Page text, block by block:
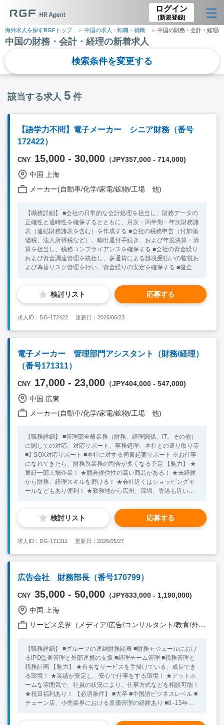
ログイン
(新規登録)
海外求人を探すRGFトップ 中国の求人・転職・就職 中国の財務・会計・経理
中国の財務・会計・経理の新着求人
検索条件を変更する
該当する求人 5 件
【語学力不問】電子メーカー シニア財務（番号
172422）
CNY 15,000 - 30,000 （JPY357,000 - 714,000)
中国 上海
メーカー(自動車/化学/家電/鉱物/工場 他)
【職務詳細】 ■会社の日常的な会計処理を担当し、財務データの
正確性と適時性を確保するとともに、月次・四半期・年次財務諸
表（連結財務諸表を含む）を作成する ■会社の税務申告（付加価
値税、法人所得税など）、輸出還付手続き、および年度決算・清
算を担当し、税務コンプライアンスを確保する ■会社の資金繰り
および資金調達管理を統括し、多通貨による越境受払いの監視お
よび為替リスク管理を行い、資金繰りの安定を確保する ■健全な
査（年次監査、税務監査などを含む）に対応し、財務リスクを防
止する 【魅力】 ★市场占有率が高い！ ★利益率が高い！ ★業績
が安定している！ ★食堂付き、社員旅行・健康診断あり！ ★住
告、資金管理、および内部統制監査の経験あり ■ 付加価値税、
法人所得税などの税務申告手続きに精通している方 ■ 輸出還付
手続きおよび年度決算・清算について理解している方 ■連結財務
諸表の作成能力あり ■ 資金調達および為替リスク管理に精通し
ている方 ■ 内部統制システムの構築および内部・外部監査との
連携について理解している方 ★30代～40代の方が活躍中！ ※キ
検討リスト 応募する
求人ID：DG-172422 更新日：2026/06/23
電子メーカー 管理部門アシスタント（財務/経理）
（番号171311）
CNY 17,000 - 23,000 （JPY404,000 - 547,000)
中国 広東
メーカー(自動車/化学/家電/鉱物/工場 他)
【職務詳細】 ■管理部全般業務（財務、経理関係、IT、その他）
に関しての対応、対応サポート、事務処理、本社との遣り取り等
■J-SOX対応サポート ■本社に対する伺書起案サポート ※お仕事
になれてきたら、財務系業務の割合が多くなる予定 【魅力】 ★
東証一部上場企業！ ★競合優位性の高い商品がある！ ★未経験
から財務、経理スキルを磨ける！ ★会社近くはショッピングモ
ールなどもあり便利！ ★勤務地から広州、深圳、香港も近い！
り！ ★年に1回一時帰国費用負担（エコノミークラス）！ 【必
須条件】 ■大卒 ■中国語一般会話レベル ■財務・経理/事務・総務/
その他のアシスタント業務の経験あり 【求める人物像】 ■コツ
級/３級をお持ちの方 ★20代～30代の方が活躍中！ ※キーワー
ド：中国日系企業就職 中国勤務 無料斡旋サービス
検討リスト 応募する
求人ID：DG-171311 更新日：2026/05/27
広告会社 財務部長（番号170799）
CNY 35,000 - 50,000 （JPY833,000 - 1,190,000)
中国 上海
サービス業界（メディア/広告/コンサルタント/教育/外食/飲食/美容/娯楽/士業 他）
【職務詳細】 ■グループの連結財務諸表 ■財務モジュールにおけ
るIPO監査管理と外部連携の支援 ■経理チーム管理 ■税務管理と
税務計画 【魅力】 ★有名なサービスを手掛けている、成長でき
る環境！ ★業績が安定し、安心で仕事をする環境！ ★アットホ
ームな雰囲気で、社員の状況により、仕事方式などを相談可能！
★祝日福利あり！ 【必須条件】 ■大卒 ■中国語ビジネスレベル ■
チェーン店、小売業界における原価管理の経験あり ■8–15年の
原価計算の経験あり ■チーム管理経験あり ■クロスボーダーグル